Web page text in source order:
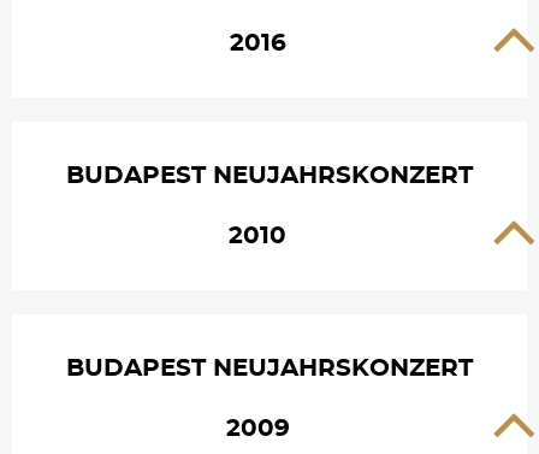
2016
BUDAPEST NEUJAHRSKONZERT
2010
BUDAPEST NEUJAHRSKONZERT
2009